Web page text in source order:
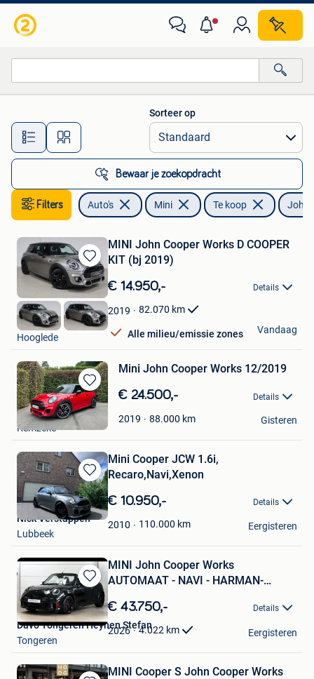
Alle afstanden…
Sorteer op
Bewaar je zoekopdracht
Filters Auto's Mini Te koop John
Bewaren
in
Mijn
Favorieten
MINI John Cooper Works D COOPER
KIT (bj 2019)
€ 14.950,- Details
2019 82.070 km
Alle milieu/emissie zones
DP Auto
Hooglede
Vandaag
Bewaren
in
Mijn
Favorieten
Mini John Cooper Works 12/2019
€ 24.500,- Details
2019 88.000 km
Dieter H.
Kemzeke
Gisteren
Bewaren
in
Mijn
Favorieten
Mini Cooper JCW 1.6i,
Recaro,Navi,Xenon
€ 10.950,- Details
2010 110.000 km
Nick Verstappen
Lubbeek
Eergisteren
Bewaren
in
Mijn
Favorieten
MINI John Cooper Works
AUTOMAAT - NAVI - HARMAN-
€ 43.750,- Details
2026 4.022 km
Davo Tongeren Heynen Stefan
Tongeren
Eergisteren
MINI Cooper S John Cooper Works